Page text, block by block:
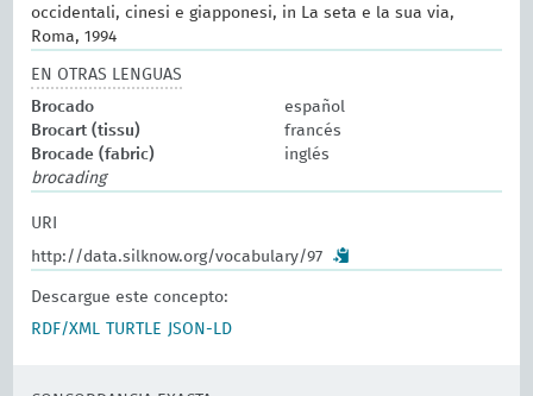
occidentali, cinesi e giapponesi, in La seta e la sua via,
Roma, 1994
EN OTRAS LENGUAS
Brocado
español
Brocart (tissu)
francés
Brocade (fabric)
inglés
brocading
URI
http://data.silknow.org/vocabulary/97
Descargue este concepto:
RDF/XML
TURTLE JSON-LD